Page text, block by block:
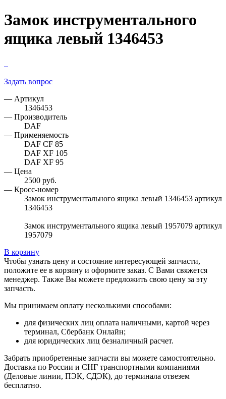
Замок инструментального
ящика левый 1346453
Задать вопрос
— Артикул
1346453
— Производитель
DAF
— Применяемость
DAF CF 85
DAF XF 105
DAF XF 95
— Цена
2500 руб.
— Кросс-номер
Замок инструментального ящика левый 1346453 артикул
1346453
Замок инструментального ящика левый 1957079 артикул
1957079
В корзину
Чтобы узнать цену и состояние интересующей запчасти,
положите ее в корзину и оформите заказ. С Вами свяжется
менеджер. Также Вы можете предложить свою цену за эту
запчасть.
Мы принимаем оплату несколькими способами:
для физических лиц оплата наличными, картой через
терминал, Сбербанк Онлайн;
для юридических лиц безналичный расчет.
Забрать приобретенные запчасти вы можете самостоятельно.
Доставка по России и СНГ транспортными компаниями
(Деловые линии, ПЭК, СДЭК), до терминала отвезем
бесплатно.